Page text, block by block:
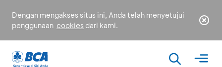
Dengan mengakses situs ini, Anda telah menyetujui
penggunaan cookies dari kami.